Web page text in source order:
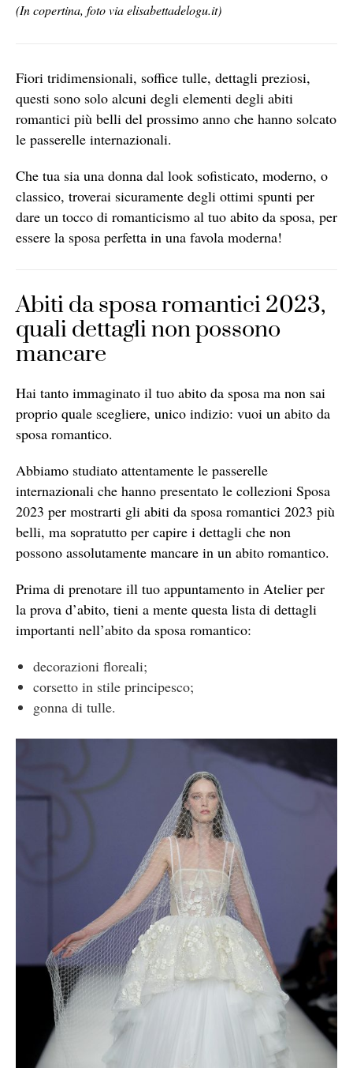
(In copertina, foto via elisabettadelogu.it)
Fiori tridimensionali, soffice tulle, dettagli preziosi,
questi sono solo alcuni degli elementi degli abiti
romantici più belli del prossimo anno che hanno solcato
le passerelle internazionali.
Che tua sia una donna dal look sofisticato, moderno, o
classico, troverai sicuramente degli ottimi spunti per
dare un tocco di romanticismo al tuo abito da sposa, per
essere la sposa perfetta in una favola moderna!
Abiti da sposa romantici 2023,
quali dettagli non possono
mancare
Hai tanto immaginato il tuo abito da sposa ma non sai
proprio quale scegliere, unico indizio: vuoi un abito da
sposa romantico.
Abbiamo studiato attentamente le passerelle
internazionali che hanno presentato le collezioni Sposa
2023 per mostrarti gli abiti da sposa romantici 2023 più
belli, ma sopratutto per capire i dettagli che non
possono assolutamente mancare in un abito romantico.
Prima di prenotare ill tuo appuntamento in Atelier per
la prova d’abito, tieni a mente questa lista di dettagli
importanti nell’abito da sposa romantico:
decorazioni floreali;
corsetto in stile principesco;
gonna di tulle.